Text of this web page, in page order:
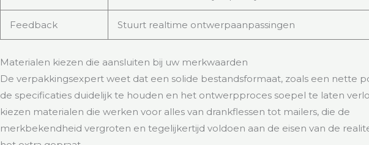
Feedback Stuurt realtime ontwerpaanpassingen
Materialen kiezen die aansluiten bij uw merkwaarden
De verpakkingsexpert weet dat een solide bestandsformaat, zoals een nette
de specificaties duidelijk te houden en het ontwerpproces soepel te laten
kiezen materialen die werken voor alles van drankflessen tot mailers, die de
merkbekendheid vergroten en tegelijkertijd voldoen aan de eisen van de